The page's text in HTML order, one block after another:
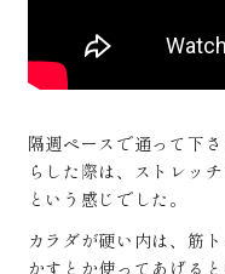
隔週ペースで通って下
らした際は、ストレッ
という感じでした。
カラダが硬い内は、筋
かすとか使ってあげる